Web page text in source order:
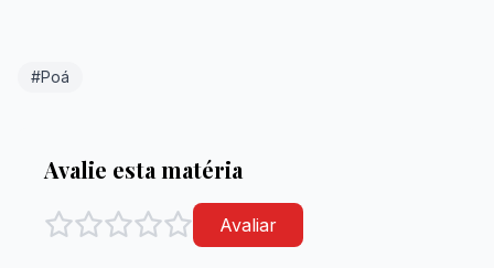
#Poá
Avalie esta matéria
Avaliar